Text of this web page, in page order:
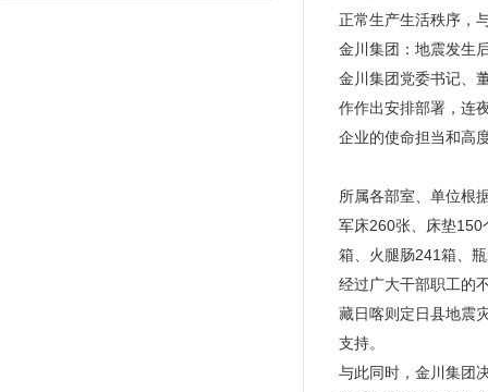
正常生产生活秩序，
金川集团：地震发生
金川集团党委书记、
作作出安排部署，连
企业的使命担当和高
所属各部室、单位根
军床260张、床垫
箱、火腿肠241箱、
经过广大干部职工的
藏日喀则定日县地震
支持。
与此同时，金川集团